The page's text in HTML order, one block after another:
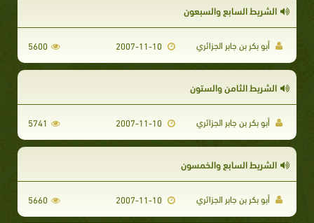
الشريط السابع والسبعون
أبو بكر بن جابر الجزائري 5600
الشريط الثامن والستون
أبو بكر بن جابر الجزائري 5741
الشريط السابع والخمسون
أبو بكر بن جابر الجزائري 5660